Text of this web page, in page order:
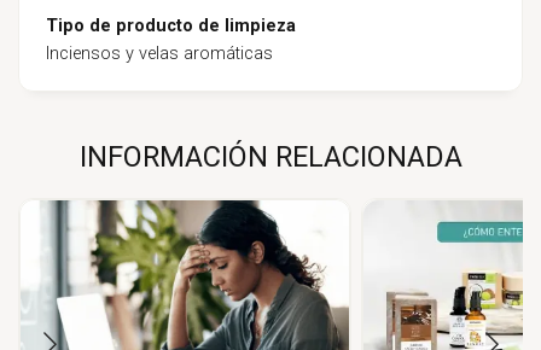
Tipo de producto de limpieza
Inciensos y velas aromáticas
INFORMACIÓN RELACIONADA